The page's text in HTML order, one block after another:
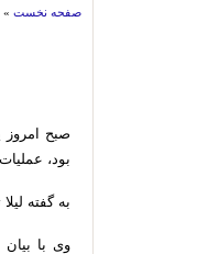
صفحه نخست »
صبح
بود، عملیات رهاسازی ۴۰ میلیون متر
به گفته
وی با